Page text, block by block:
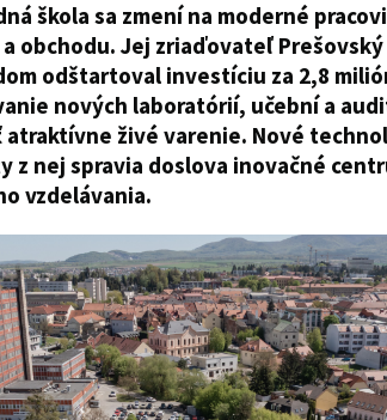
škola sa zmení na moderné
obchodu. Jej zriaďovateľ
odštartoval investíciu za 2,8
nových laboratórií, učební a
živé varenie. Nové
z nej spravia doslova inovačné
vzdelávania.